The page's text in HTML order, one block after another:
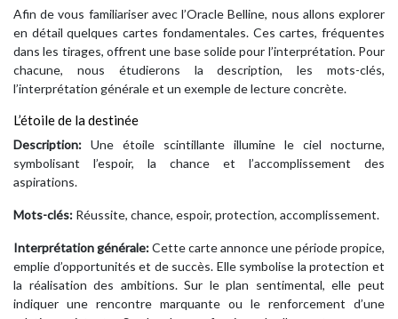
Afin de vous familiariser avec l’Oracle Belline, nous allons explorer
en détail quelques cartes fondamentales. Ces cartes, fréquentes
dans les tirages, offrent une base solide pour l’interprétation. Pour
chacune, nous étudierons la description, les mots-clés,
l’interprétation générale et un exemple de lecture concrète.
L’étoile de la destinée
Description: Une étoile scintillante illumine le ciel nocturne,
symbolisant l’espoir, la chance et l’accomplissement des
aspirations.
Mots-clés: Réussite, chance, espoir, protection, accomplissement.
Interprétation générale:Cette carte annonce une période propice,
emplie d’opportunités et de succès. Elle symbolise la protection et
la réalisation des ambitions. Sur le plan sentimental, elle peut
indiquer une rencontre marquante ou le renforcement d’une